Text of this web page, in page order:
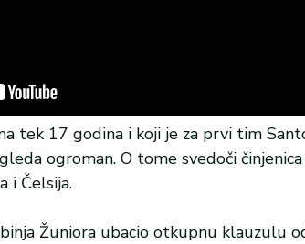
tek 17 godina i koji je za prvi tim
ogroman. O tome svedoči
i Čelsija.
Žuniora ubacio otkupnu klauzulu